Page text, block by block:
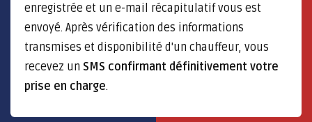
enregistrée et un e-mail récapitulatif vous est
envoyé. Après vérification des informations
transmises et disponibilité d'un chauffeur, vous
recevez un SMS confirmant définitivement votre
prise en charge.